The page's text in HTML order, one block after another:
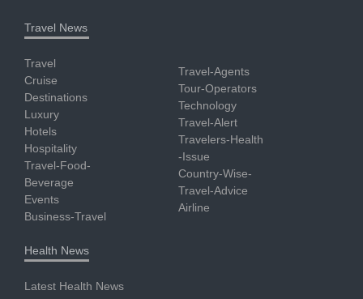
Travel News
Travel
Cruise
Destinations
Luxury
Hotels
Hospitality
Travel-Food-
Beverage
Events
Business-Travel
Travel-Agents
Tour-Operators
Technology
Travel-Alert
Travelers-Health
-Issue
Country-Wise-
Travel-Advice
Airline
Health News
Latest Health News